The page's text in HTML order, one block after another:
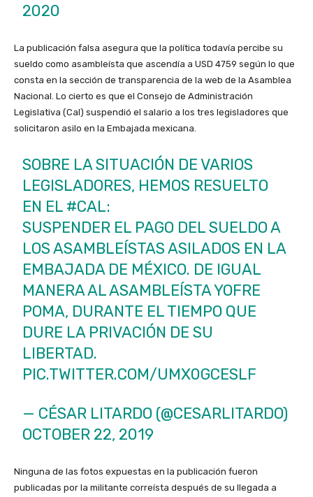
2020
La publicación falsa asegura que la política todavía percibe su
sueldo como asambleísta que ascendía a USD 4759 según lo que
consta en la sección de transparencia de la web de la Asamblea
Nacional. Lo cierto es que el Consejo de Administración
Legislativa (Cal) suspendió el salario a los tres legisladores que
solicitaron asilo en la Embajada mexicana.
SOBRE LA SITUACIÓN DE VARIOS
LEGISLADORES, HEMOS RESUELTO
EN EL #CAL:
SUSPENDER EL PAGO DEL SUELDO A
LOS ASAMBLEÍSTAS ASILADOS EN LA
EMBAJADA DE MÉXICO. DE IGUAL
MANERA AL ASAMBLEÍSTA YOFRE
POMA, DURANTE EL TIEMPO QUE
DURE LA PRIVACIÓN DE SU
LIBERTAD.
PIC.TWITTER.COM/UMX0GCESLF
— CÉSAR LITARDO (@CESARLITARDO)
OCTOBER 22, 2019
Ninguna de las fotos expuestas en la publicación fueron
publicadas por la militante correísta después de su llegada a